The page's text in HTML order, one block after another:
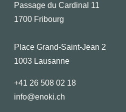
Passage du Cardinal 11
1700 Fribourg
Place Grand-Saint-Jean 2
1003 Lausanne
+41 26 508 02 18
info@enoki.ch